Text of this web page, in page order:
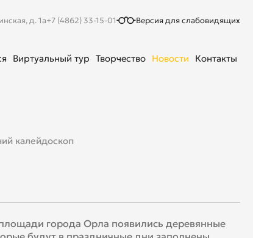
д. 1а+7 (4862) 33-15-01 Версия для слабовидящих
Виртуальный тур Творчество Новости Контакты
калейдоскоп
города Орла появились деревянные